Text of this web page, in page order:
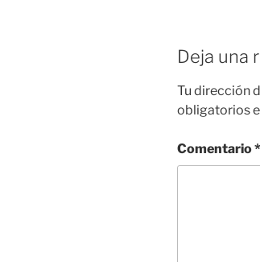
Deja una
Tu dirección
obligatorios
Comentario*